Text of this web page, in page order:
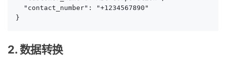
  "contact_number": "+1234567890"
}
2. 数据转换